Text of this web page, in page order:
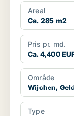
Areal
Ca. 285 m2
Pris pr. md.
Ca. 4,400
Område
Wijchen,
Type